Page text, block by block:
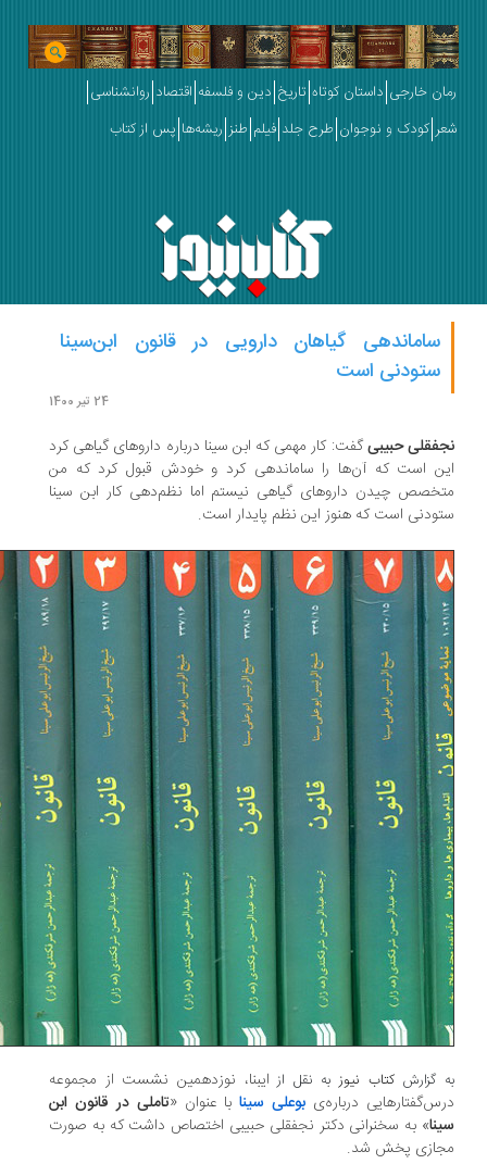
خارجی داستان کوتاه تاریخ دین و فلسفه اقتصاد روانشناسی
کودک و نوجوان طرح جلد فیلم طنز ریشه‌ها پس از کتاب
ساماندهی گیاهان دارویی در قانون ابن‌سینا
ستودنی است
حبیبیگفت: کار مهمی که ابن سینا درباره داروهای گیاهی کرد
است که آن‌ها را ساماندهی کرد و خودش قبول کرد که من
چیدن داروهای گیاهی نیستم اما نظم‌دهی کار ابن سینا
است که هنوز این نظم پایدار است.
گزارش کتاب نیوز به نقل ازایبنا، نوزدهمین نشست از مجموعه
درباره‌یبوعلی سینابا عنوان «تاملی در قانون ابن
» به سخنرانی دکتر نجفقلی حبیبی اختصاص داشت که به صورت
پخش شد.